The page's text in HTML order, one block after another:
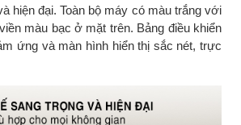
hiện đại. Toàn bộ máy có màu trắng với
màu bạc ở mặt trên. Bảng điều khiển
ứng và màn hình hiển thị sắc nét, trực